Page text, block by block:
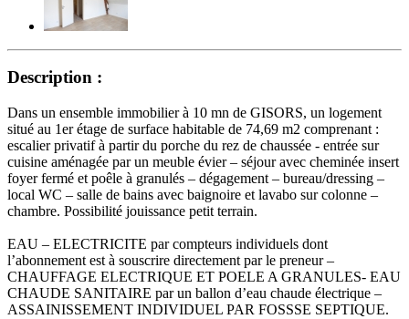
Description :
Dans un ensemble immobilier à 10 mn de GISORS, un logement
situé au 1er étage de surface habitable de 74,69 m2 comprenant :
escalier privatif à partir du porche du rez de chaussée - entrée sur
cuisine aménagée par un meuble évier – séjour avec cheminée insert
foyer fermé et poêle à granulés – dégagement – bureau/dressing –
local WC – salle de bains avec baignoire et lavabo sur colonne –
chambre. Possibilité jouissance petit terrain.
EAU – ELECTRICITE par compteurs individuels dont
l’abonnement est à souscrire directement par le preneur –
CHAUFFAGE ELECTRIQUE ET POELE A GRANULES- EAU
CHAUDE SANITAIRE par un ballon d’eau chaude électrique –
ASSAINISSEMENT INDIVIDUEL PAR FOSSSE SEPTIQUE.